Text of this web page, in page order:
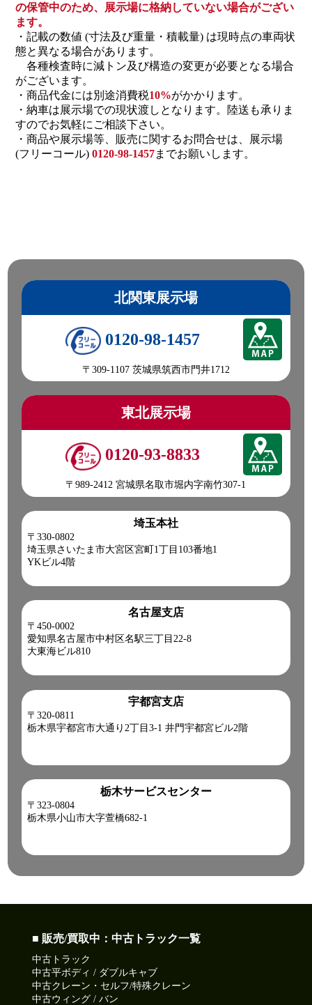
の保管中のため、展示場に格納していない場合がござい
ます。
・記載の数値 (寸法及び重量・積載量) は現時点の車両状
態と異なる場合があります。
各種検査時に減トン及び構造の変更が必要となる場合
がございます。
・商品代金には別途消費税10%がかかります。
・納車は展示場での現状渡しとなります。陸送も承りま
すのでお気軽にご相談下さい。
・商品や展示場等、販売に関するお問合せは、展示場
(フリーコール) 0120-98-1457までお願いします。
北関東展示場
0120-98-1457
〒309-1107 茨城県筑西市門井1712
東北展示場
0120-93-8833
〒989-2412 宮城県名取市堀内字南竹307-1
埼玉本社
〒330-0802
埼玉県さいたま市大宮区宮町1丁目103番地1
YKビル4階
名古屋支店
〒450-0002
愛知県名古屋市中村区名駅三丁目22-8
大東海ビル810
宇都宮支店
〒320-0811
栃木県宇都宮市大通り2丁目3-1 井門宇都宮ビル2階
栃木サービスセンター
〒323-0804
栃木県小山市大字萱橋682-1
■ 販売/買取中：中古トラック一覧
中古トラック
中古平ボディ / ダブルキャブ
中古クレーン・セルフ/特殊クレーン
中古ウィング / バン